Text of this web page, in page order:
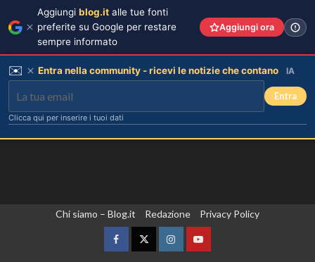
Chi siamo – Blog.it Redazione Privacy Policy
FacebookTwitterInstagramYouTube
Elisabetta Gregoraci e la sorella
Marzia: vacanza da sogno in
Sardegna!
Aggiungi blog.it alle tue fonti
preferite su Google per restare
sempre informato
Aggiungi ora
✉️ Entra nella community - ricevi le notizie che contano IA
Entra
Clicca qui per inserire i tuoi dati